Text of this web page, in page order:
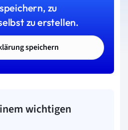
zu
zu erstellen.
speichern
wichtigen